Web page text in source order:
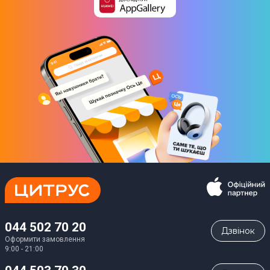
044 502 70 20
Оформити замовлення
9:00 - 21:00
Дзвiнок